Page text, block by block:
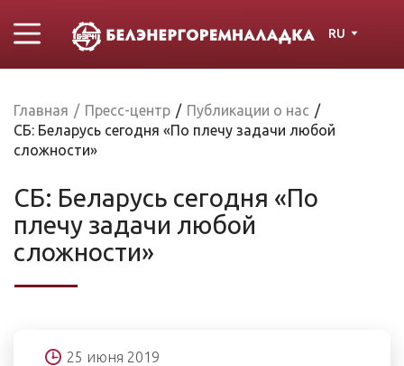
RU
Главная / Пресс-центр / Публикации о нас /
СБ: Беларусь сегодня «По плечу задачи любой
сложности»
СБ: Беларусь сегодня «По
плечу задачи любой
сложности»
25 июня 2019